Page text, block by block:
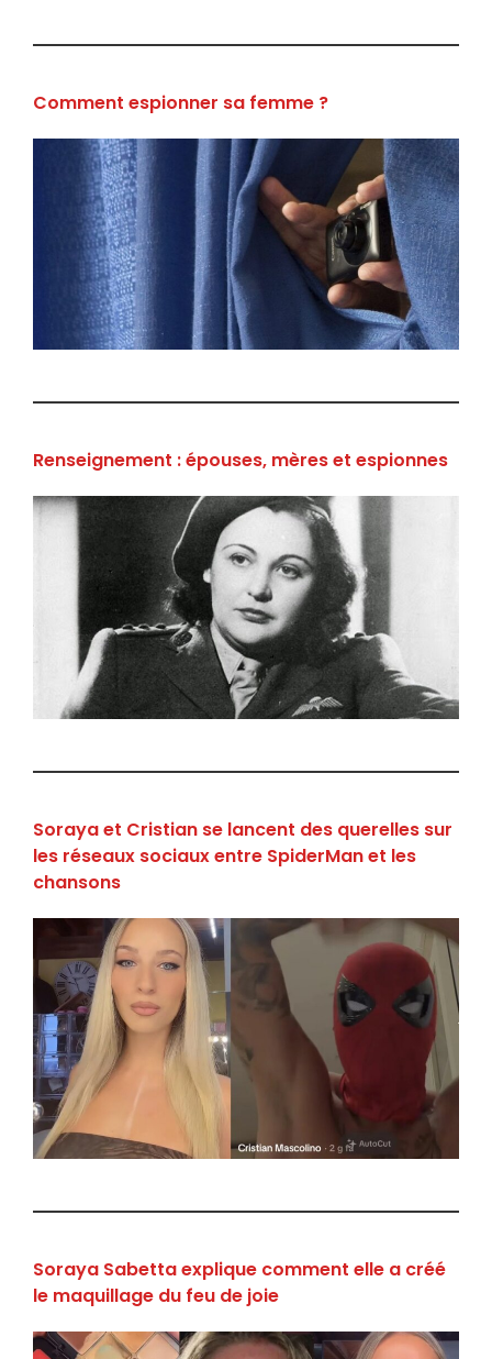
Comment espionner sa femme ?
Renseignement : épouses, mères et espionnes
Soraya et Cristian se lancent des querelles sur
les réseaux sociaux entre SpiderMan et les
chansons
Soraya Sabetta explique comment elle a créé
le maquillage du feu de joie